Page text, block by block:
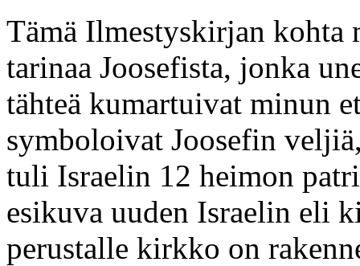
Tämä Ilmestyskirjan kohta
tarinaa Joosefista, jonka
tähteä kumartuivat minun
symboloivat Joosefin
tuli Israelin 12 heimon
esikuva uuden Israelin eli
perustalle kirkko on